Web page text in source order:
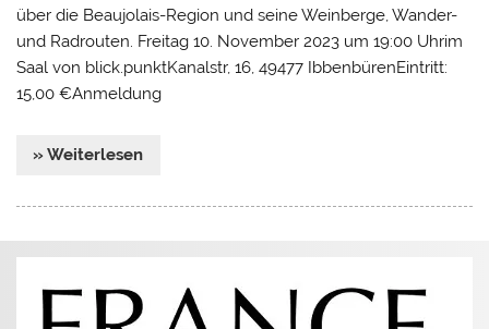
über die Beaujolais-Region und seine Weinberge, Wander-
und Radrouten. Freitag 10. November 2023 um 19:00 Uhrim
Saal von blick.punktKanalstr, 16, 49477 IbbenbürenEintritt:
15,00 €Anmeldung
» Weiterlesen